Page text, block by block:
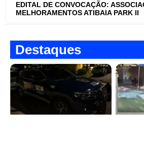
EDITAL DE CONVOCAÇÃO:
MELHORAMENTOS ATIBAIA PARK II
Destaques